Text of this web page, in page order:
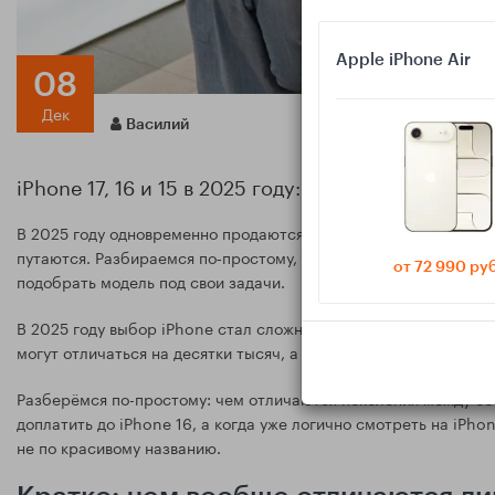
08
Дек Василий
iPhone 17, 16 и 15 в 2025 году: какую линейку
В 2025 году одновременно продаются три крупные линейки
путаются. Разбираемся по‑простому, насколько актуален
подобрать модель под свои задачи.
В 2025 году выбор iPhone стал сложнее: в магазинах
могут отличаться на десятки тысяч, а по ощущениям при
Разберёмся по-простому: чем отличаются поколения между
доплатить до iPhone 16, а когда уже логично смотреть на
не по красивому названию.
Apple iPhone Air
от 72 990